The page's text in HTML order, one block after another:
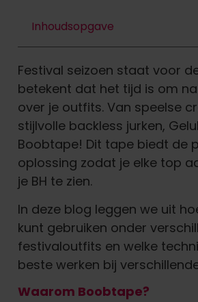
Inhoudsopgave
Festival seizoen staat voor
betekent dat het tijd is om
over je outfits. Van speelse
stijlvolle backless jurken,
Boobtape! Dit tape biedt de
oplossing zodat je elke top
je BH te zien.
In deze blog leggen we uit
kunt gebruiken onder
festivaloutfits en welke
beste werken bij
Waarom Boobtape?